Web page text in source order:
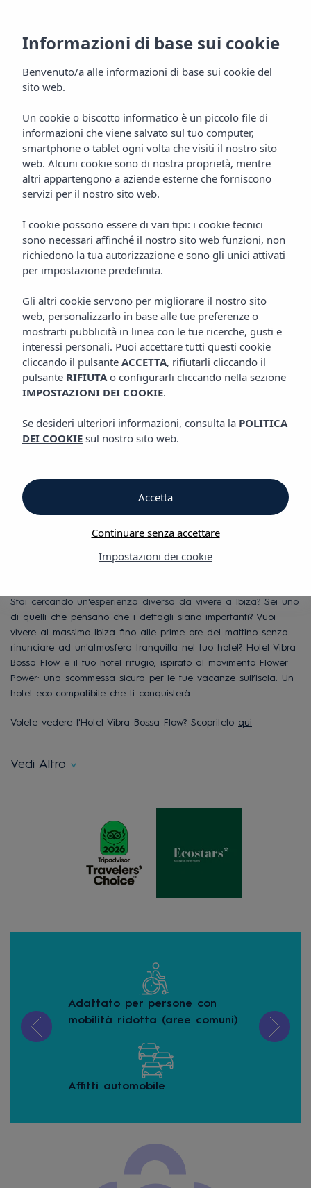
Hotel Vibra Bossa Flow
Playa d'en Bossa
Home Ibiza Playa D'en Bossa HOTEL VIBRA BOSSA FLOW
Hotel Vibra Bossa Flow
Flow
Hotel per soli adulti
a Playa d'en Bossa,
Stai cercando un'esperienza diversa da vivere a Ibiza? Sei uno
di quelli che pensano che i dettagli siano importanti? Vuoi
vivere al massimo Ibiza fino alle prime ore del mattino senza
rinunciare ad un'atmosfera tranquilla nel tuo hotel? Hotel Vibra
Bossa Flow è il tuo hotel rifugio, ispirato al movimento Flower
Power: una scommessa sicura per le tue vacanze sull’isola. Un
hotel eco-compatibile che ti conquisterà.
Volete vedere l'Hotel Vibra Bossa Flow? Scopritelo qui
Vedi Altro
Adattato per persone con
mobilità ridotta (aree comuni)
Affitti automobile
Informazioni di base sui cookie
Benvenuto/a alle informazioni di base sui cookie del
sito web.
Un cookie o biscotto informatico è un piccolo file di
informazioni che viene salvato sul tuo computer,
smartphone o tablet ogni volta che visiti il nostro sito
web. Alcuni cookie sono di nostra proprietà, mentre
altri appartengono a aziende esterne che forniscono
servizi per il nostro sito web.
I cookie possono essere di vari tipi: i cookie tecnici
sono necessari affinché il nostro sito web funzioni, non
richiedono la tua autorizzazione e sono gli unici attivati
per impostazione predefinita.
Gli altri cookie servono per migliorare il nostro sito
web, personalizzarlo in base alle tue preferenze o
mostrarti pubblicità in linea con le tue ricerche, gusti e
interessi personali. Puoi accettare tutti questi cookie
cliccando il pulsante ACCETTA, rifiutarli cliccando il
pulsante RIFIUTAo configurarli cliccando nella sezione
IMPOSTAZIONI DEI COOKIE.
Se desideri ulteriori informazioni, consulta la POLITICA
DEI COOKIE sul nostro sito web.
Impostazioni dei cookie
Continuare senza accettare
Accetta